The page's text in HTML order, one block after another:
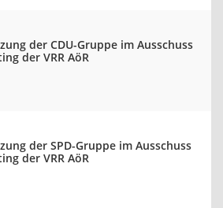
der CDU-Gruppe im Ausschuss
der VRR AöR
der SPD-Gruppe im Ausschuss
der VRR AöR